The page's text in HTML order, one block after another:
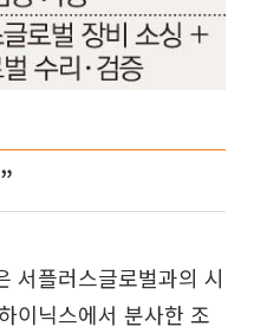
서플러스글로벌과의 시
이닉스에서 분사한 조